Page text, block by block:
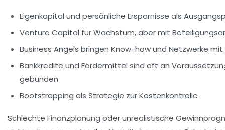
Eigenkapital und persönliche Ersparnisse als
Venture Capital für Wachstum, aber mit
Business Angels bringen Know-how und Netzwerke mit
Bankkredite und Fördermittel sind oft an
gebunden
Bootstrapping als Strategie zur Kostenkontrolle
Schlechte Finanzplanung oder unrealistische